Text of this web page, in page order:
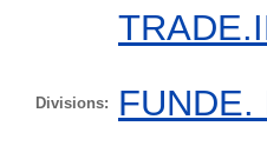
Divisions: FUNDE.